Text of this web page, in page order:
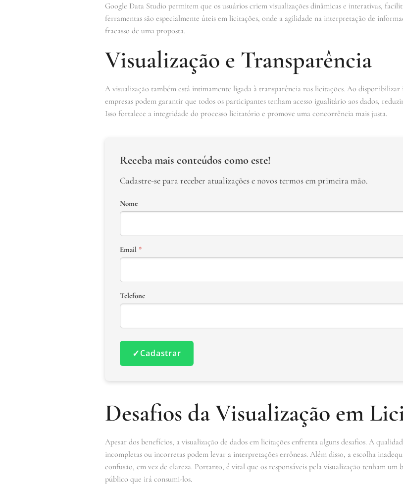
Google Data Studio permitem que os usuários criem visualizações dinâmicas e interativas,
ferramentas são especialmente úteis em licitações, onde a agilidade na interpretação de
fracasso de uma proposta.
Visualização e Transparência
A visualização também está intimamente ligada à transparência nas licitações. Ao
empresas podem garantir que todos os participantes tenham acesso igualitário aos dados,
Isso fortalece a integridade do processo licitatório e promove uma concorrência mais justa.
Receba mais conteúdos como este!
Cadastre-se para receber atualizações e novos termos em primeira mão.
Nome
Email *
Telefone
✓Cadastrar
Desafios da Visualização em
Apesar dos benefícios, a visualização de dados em licitações enfrenta alguns desafios. A
incompletas ou incorretas podem levar a interpretações errôneas. Além disso, a escolha
confusão, em vez de clareza. Portanto, é vital que os responsáveis pela visualização tenham
público que irá consumi-los.